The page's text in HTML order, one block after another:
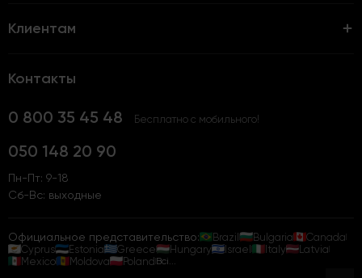
Клиентам
Контакты
0 800 35 45 48 Бесплатно с мобильного!
050 148 20 90
Пн-Пт: 9-18
Сб-Вс: выходные
Официальное представительство: Brazil Bulgaria
Canada
Cyprus
Estonia Greece Hungary Israel Italy
Latvia
Mexico
Moldova Poland Всі...